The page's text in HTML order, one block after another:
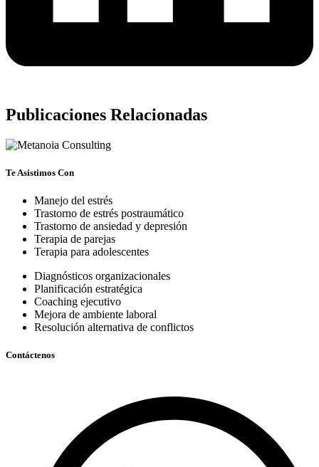
Publicaciones Relacionadas
Te Asistimos Con
Manejo del estrés
Trastorno de estrés postraumático
Trastorno de ansiedad y depresión
Terapia de parejas
Terapia para adolescentes
Diagnósticos organizacionales
Planificación estratégica
Coaching ejecutivo
Mejora de ambiente laboral
Resolución alternativa de conflictos
Contáctenos